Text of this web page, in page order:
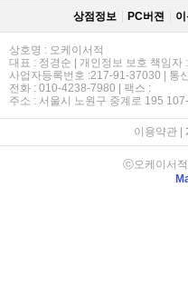
상점정보 PC버젼
상호명 : 오케이서적
대표 : 정경순 | 개인정보 보호 책임자
사업자등록번호 :217-91-37030 | 통
전화 : 010-4238-7980 | 팩스 :
주소 : 서울시 노원구 중계로 195
이용약관|
ⓒ오케이서적